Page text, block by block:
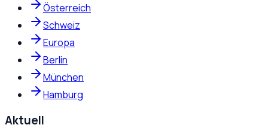
Österreich
Schweiz
Europa
Berlin
München
Hamburg
Aktuell